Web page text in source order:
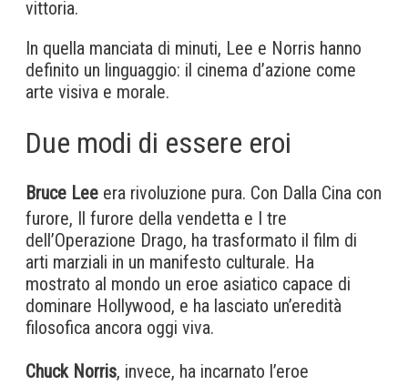
vittoria.
In quella manciata di minuti, Lee e Norris hanno
definito un linguaggio: il cinema d’azione come
arte visiva e morale.
Due modi di essere eroi
Bruce Lee era rivoluzione pura. Con Dalla Cina con
furore, Il furore della vendetta e I tre
dell’Operazione Drago, ha trasformato il film di
arti marziali in un manifesto culturale. Ha
mostrato al mondo un eroe asiatico capace di
dominare Hollywood, e ha lasciato un’eredità
filosofica ancora oggi viva.
Chuck Norris, invece, ha incarnato l’eroe